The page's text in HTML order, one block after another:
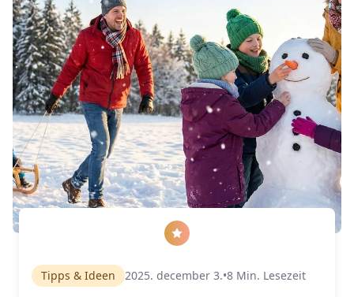
Tipps & Ideen 2025. december 3.•8 Min. Lesezeit